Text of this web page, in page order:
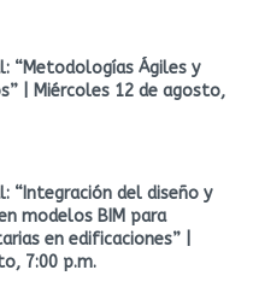
“Metodologías Ágiles y
| Miércoles 12 de agosto,
“Integración del diseño y
modelos BIM para
en edificaciones” |
7:00 p.m.